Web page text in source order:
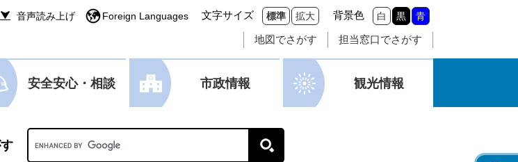
音声読み上げ Foreign Languages 文字サイズ 標準 拡大 背景色 白 黒 青
地図でさがす 担当窓口でさがす
安全安心・相談 市政情報 観光情報
Googleカスタム検索